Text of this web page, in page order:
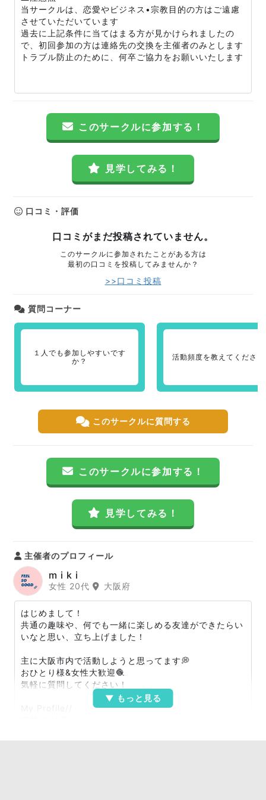
当サークルは、恋愛やビジネス•宗教目的の方はご遠慮
させていただいています
過去に上記条件に当てはまる方が見かけられましたの
で、初回参加の方は連絡先の交換を主催者のみとします
トラブル防止のために、何卒ご協力をお願いいたします
このサークルに参加する！
見学してみる！
口コミ・評価
口コミがまだ投稿されていません。
このサークルに参加されたことがある方は
最初の口コミを投稿してみませんか？
>>口コミ投稿
質問コーナー
１人でも参加しやすいです
か？
活動頻度を教えてください
このサークルに質問する
このサークルに参加する！
見学してみる！
主催者のプロフィール
m i k i
女性 20代 大阪府
はじめまして！
共通の趣味や、何でも一緒に楽しめる友達ができたらい
いなと思い、立ち上げました！
主に大阪市内で活動しようと思ってます💭
おひとり様&女性大歓迎🧶
気軽に質問してください！